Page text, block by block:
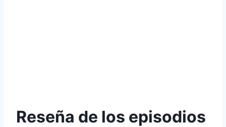
Reseña de los episodios